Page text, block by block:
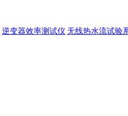
逆变器效率测试仪 无线热水流试验